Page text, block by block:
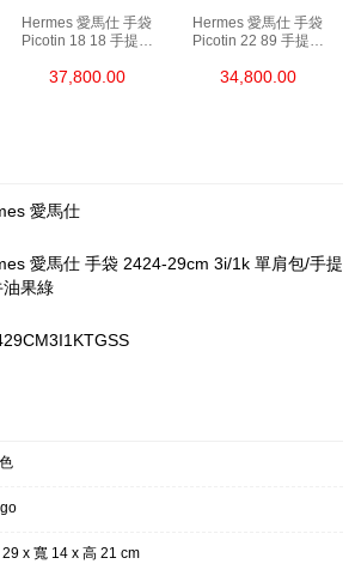
Hermes 愛馬仕 手袋
Picotin 18 18 手提包
37,800.00
Hermes 愛馬仕 手袋
Picotin 22 89 手提包
34,800.00
愛馬仕
愛馬仕 手袋 2424-29cm 3i/1k 單肩包/手提
果綠
29 x 寬 14 x 高 21 cm